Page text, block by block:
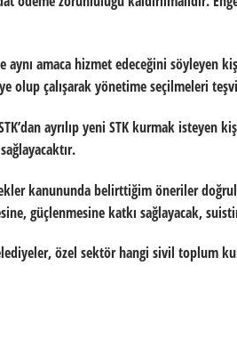
amaca hizmet edeceğini söyleyen
olup çalışarak yönetime seçilmeleri
ayrılıp yeni STK kurmak isteyen
kanununda belirttiğim öneriler
güçlenmesine katkı sağlayacak,
özel sektör hangi sivil toplum